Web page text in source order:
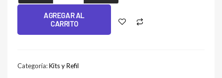
$22,900.
$19,465.
cantidad
AGREGAR AL
CARRITO
Categoría:Kits y Refil